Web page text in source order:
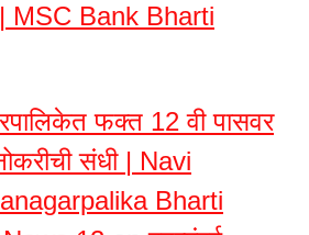
| MSC Bank Bharti
फक्त 12 वी पासवर
संधी | Navi
Bharti